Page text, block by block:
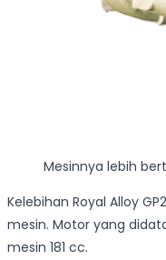
Mesinnya lebih
Kelebihan Royal Alloy
mesin. Motor yang
mesin 181 cc.